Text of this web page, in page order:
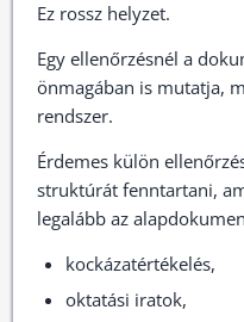
Ez rossz helyzet.
Egy ellenőrzésnél a
önmagában is mutatja,
rendszer.
Érdemes külön
struktúrát fenntartani,
legalább az
kockázatértékelés,
oktatási iratok,